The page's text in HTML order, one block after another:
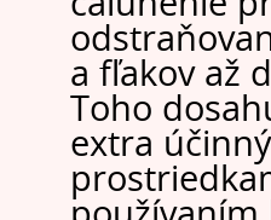
a fľakov až
Toho
extra